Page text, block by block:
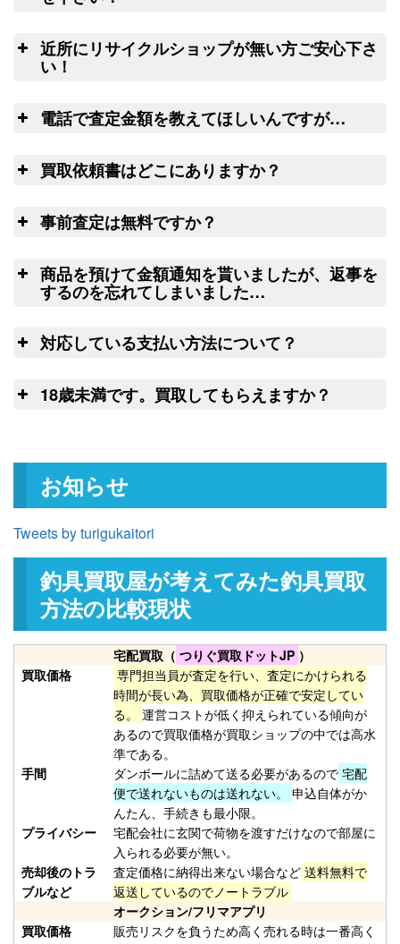
turi20260303
尺 未使用
釣具買取クーポン
22,500円
2026/03/07
ダイワ ヘラ竿 枯法師 14尺 未使用
turi20260305（2026/03/31迄）
13,000円
14尺 未使用
釣具買取クーポン
turi20260221-
01
（2026/03/31迄）
和竿 蟹歩 別選硬式 寒蕾 銀朱総塗
9.2尺 未使用
釣具買取クーポン turi20260221-
02
（2026/03/31迄）
42,000円
未使用
2026/02/21
和竿 源竿師 名匠 十三 13尺 未使
釣具買取クーポンturi20260221-
04（2026/03/31迄）
27,000円
和竿 竿かづ へチ チヌ 7尺7寸 未
使用
釣具買取クーポンturi20260221-
05（2026/03/31迄）
10,500円
2026/02/21
Orvis オービス フライリール
CFO123 未使用
釣具買取クーポンturi20260214-
（2026/02/28迄）
27,000円
2026/02/14
Orvis オービス フライリール
CFO III 未使用
釣具買取クーポンturi20260214-
（2026/02/28迄）
24,000円
2026/02/14
Orvis オービス フライリール
CFO IV 未使用
釣具買取クーポンturi20260214-
03（2026/02/28迄）
17,500円
Orvis オービス フライリール
10,000円
釣竿を入れる無料梱包キッ
トのお取寄サービス
良
ご心配な送る送
得価格でご満足いただけます。お買取り
処分料はかかりません。
近所にリサイクルショップが無い方ご安心下さ
い！
全
リール
や釣り竿を梱包するダンボール、ケース
の無料配送サービス
電話で査定金額を教えてほしいんですが…
電
ブ
LINE
買取依頼書はどこにありますか？
こ ちら(PDF)
ウェブフォーム
事前査定は無料ですか？
は
商品を預けて金額通知を貰いましたが、返事を
するのを忘れてしまいました…
査
日以上連絡がつかない場合には、弊社に
て任意に物品を処分させていただきま
対応している支払い方法について？
ゆ
18歳未満です。買取してもらえますか？
お知らせ
Tweets by turigukaitori
釣具買取屋が考えてみた釣具買取
方法の比較現状
宅配買取（ つりぐ買取ドットJP ）
買取価格
専門担当員が査定を行い、査定にかけられる
時間が長い為、買取価格が正確で安定してい
る。 運営コストが低く抑えられている傾向が
あるので買取価格が買取ショップの中では高水
準である。
手間
ダンボールに詰めて送る必要があるので 宅配
便で送れないものは送れない。 申込自体がか
んたん、手続きも最小限。
プライバシー
宅配会社に玄関で荷物を渡すだけなので部屋に
入られる必要が無い。
売却後のトラ
ブルなど
査定価格に納得出来ない場合など 送料無料で
返送しているのでノートラブル
オークション/フリマアプリ
買取価格
販売リスクを負うため高く売れる時は一番高く